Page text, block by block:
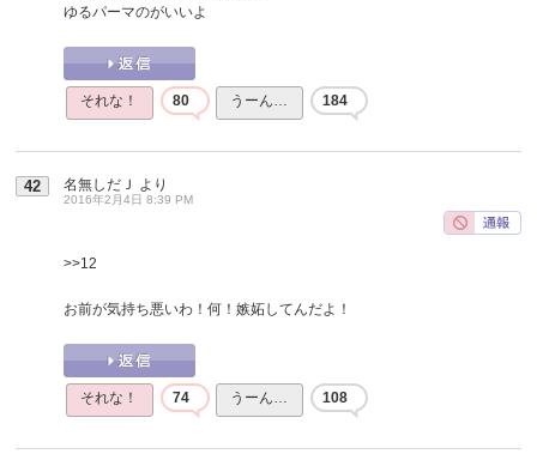
ゆるパーマのがいいよ
それな！ 80 うーん… 184
42 名無しだＪ より
2016年2月4日 8:39 PM
>>12
お前が気持ち悪いわ！何！嫉妬してんだよ！
それな！ 74 うーん… 108